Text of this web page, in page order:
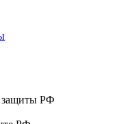
защиты РФ